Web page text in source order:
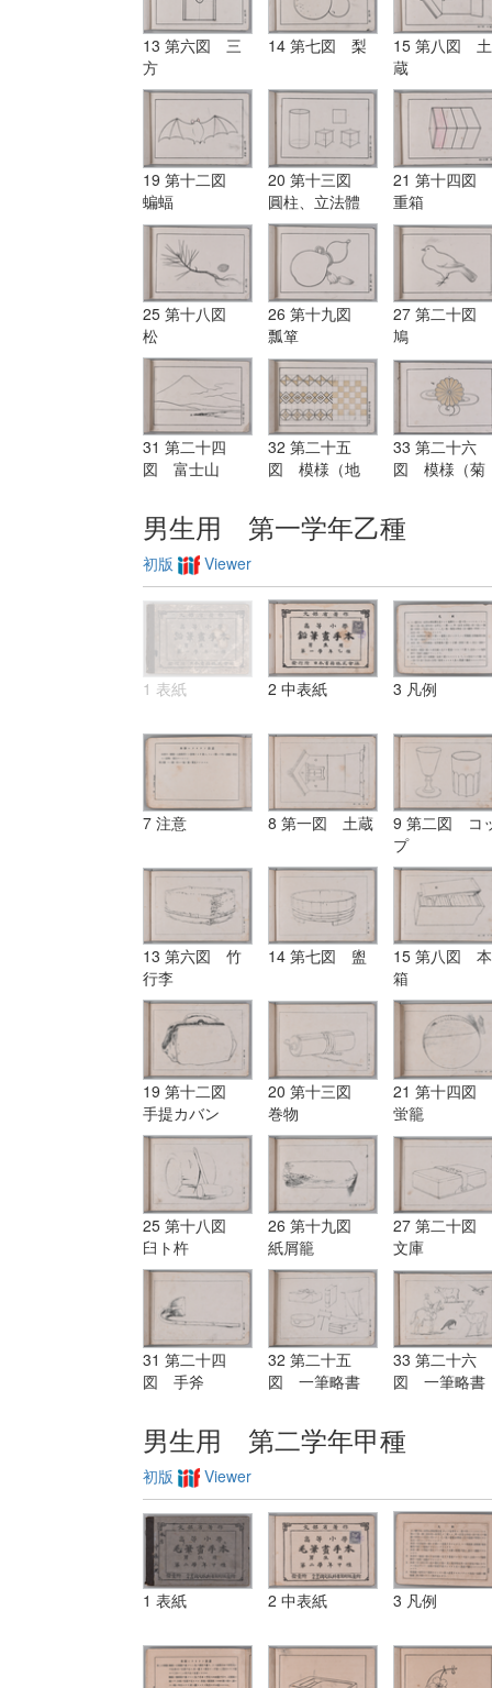
13 第六図 三
方
14 第七図 梨
15 第八図 土
蔵
19 第十二図
蝙蝠
20 第十三図
圓柱、立法體
21 第十四図
重箱
25 第十八図
松
26 第十九図
瓢箪
27 第二十図
鳩
31 第二十四
図 富士山
32 第二十五
図 模様（地
33 第二十六
図 模様（菊
男生用 第一学年乙種
初版 Viewer
1 表紙 2 中表紙 3 凡例
7 注意 8 第一図 土蔵
9 第二図 コ
プ
13 第六図 竹
行李
14 第七図 盥
15 第八図 本
箱
19 第十二図
手提カバン
20 第十三図
巻物
21 第十四図
蛍籠
25 第十八図
臼ト杵
26 第十九図
紙屑籠
27 第二十図
文庫
31 第二十四
図 手斧
32 第二十五
図 一筆略書
33 第二十六
図 一筆略書
男生用 第二学年甲種
初版 Viewer
1 表紙 2 中表紙 3 凡例